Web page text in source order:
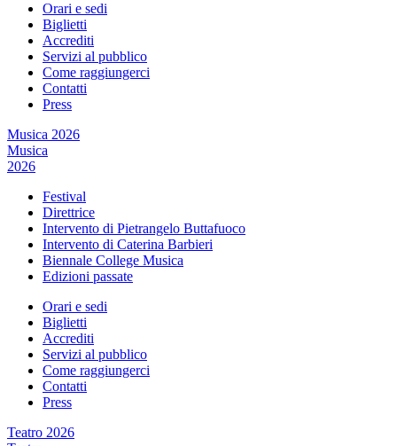
Orari e sedi
Biglietti
Accrediti
Servizi al pubblico
Come raggiungerci
Contatti
Press
Musica 2026
Musica
2026
Festival
Direttrice
Intervento di Pietrangelo Buttafuoco
Intervento di Caterina Barbieri
Biennale College Musica
Edizioni passate
Orari e sedi
Biglietti
Accrediti
Servizi al pubblico
Come raggiungerci
Contatti
Press
Teatro 2026